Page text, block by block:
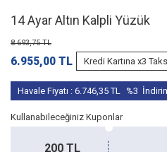
14 Ayar Altın Kalpli Yüzük
8.693,75TL
6.955,00 TL Kredi Kartına x3
Havale Fiyatı : 6.746,35TL %3
Kullanabileceğiniz Kuponlar